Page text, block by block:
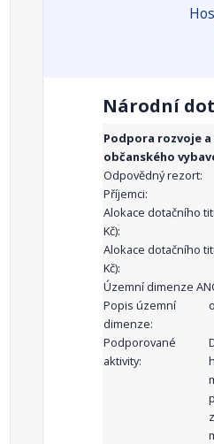
Národní
Podpora rozvoje
občanského
Odpovědný rezort:
Příjemci:
Alokace dotačního
Kč):
Alokace dotačního
Kč):
Územní dimenze
Popis územní
dimenze:
Podporované
aktivity: